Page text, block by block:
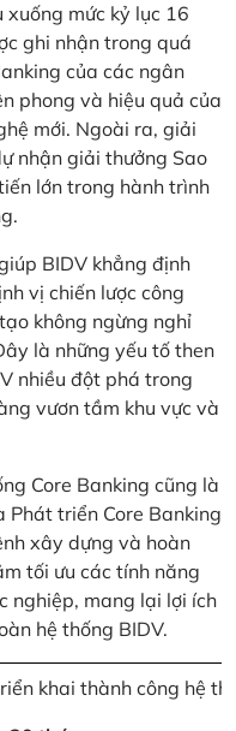
mức kỷ lục 16
ghi nhận trong quá
của các ngân
phong và hiệu quả của
mới. Ngoài ra, giải
nhận giải thưởng Sao
lớn trong hành trình
BIDV khẳng định
vị chiến lược công
không ngừng nghỉ
là những yếu tố then
nhiều đột phá trong
vươn tầm khu vực và
Core Banking cũng là
triển Core Banking
xây dựng và hoàn
tối ưu các tính năng
nghiệp, mang lại lợi ích
hệ thống BIDV.
khai thành công hệ